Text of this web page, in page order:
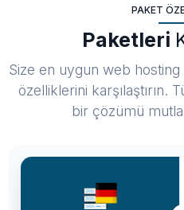
PAKET
Paketleri
Size en uygun web
özelliklerini karşılaştırın.
bir çözümü